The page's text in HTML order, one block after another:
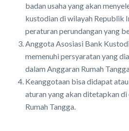
badan usaha yang akan
kustodian di wilayah Republik
peraturan perundangan yang
Anggota Asosiasi Bank
memenuhi persyaratan yang
dalam Anggaran Rumah
Keanggotaan bisa didapat
aturan yang akan ditetapkan di
Rumah Tangga.